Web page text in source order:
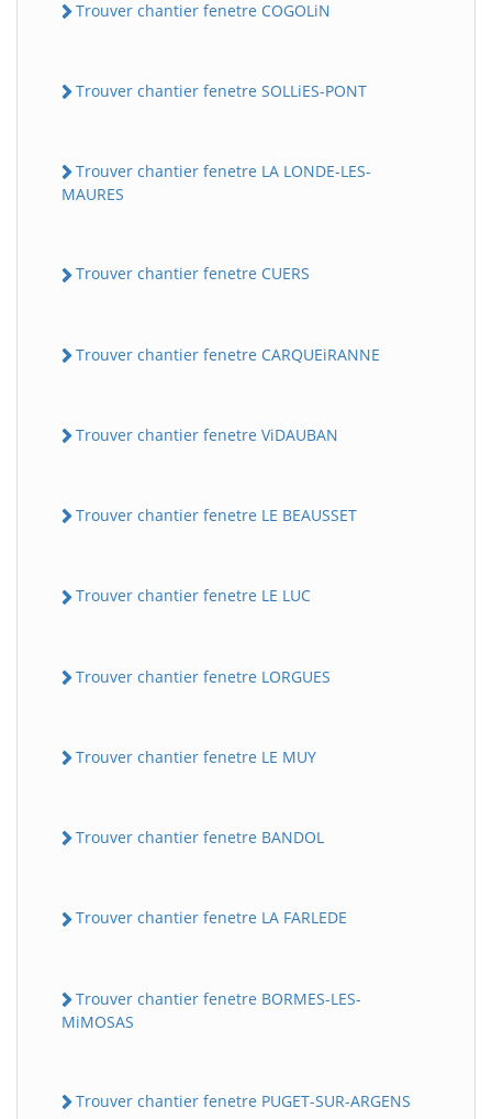
Trouver chantier fenetre COGOLiN
Trouver chantier fenetre SOLLiES-PONT
Trouver chantier fenetre LA LONDE-LES-
MAURES
Trouver chantier fenetre CUERS
Trouver chantier fenetre CARQUEiRANNE
Trouver chantier fenetre ViDAUBAN
Trouver chantier fenetre LE BEAUSSET
Trouver chantier fenetre LE LUC
Trouver chantier fenetre LORGUES
Trouver chantier fenetre LE MUY
Trouver chantier fenetre BANDOL
Trouver chantier fenetre LA FARLEDE
Trouver chantier fenetre BORMES-LES-
MiMOSAS
Trouver chantier fenetre PUGET-SUR-ARGENS